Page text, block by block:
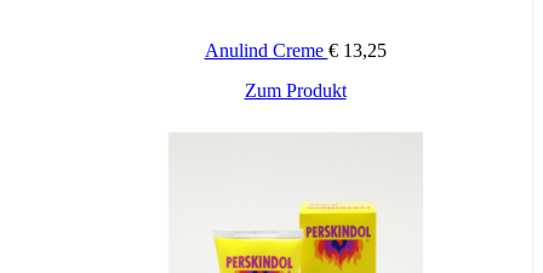
Anulind Creme €13,25
Zum Produkt